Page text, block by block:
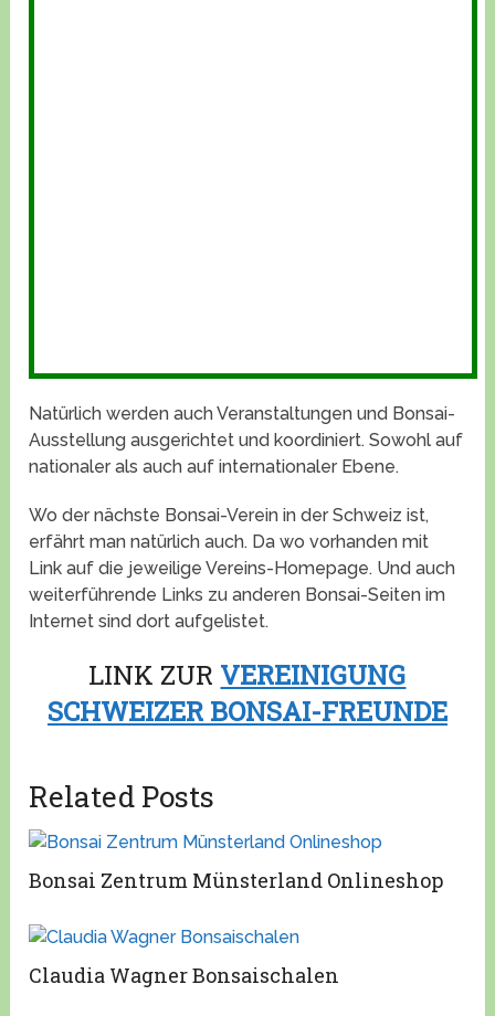
Natürlich werden auch Veranstaltungen und Bonsai-
Ausstellung ausgerichtet und koordiniert. Sowohl auf
nationaler als auch auf internationaler Ebene.
Wo der nächste Bonsai-Verein in der Schweiz ist,
erfährt man natürlich auch. Da wo vorhanden mit
Link auf die jeweilige Vereins-Homepage. Und auch
weiterführende Links zu anderen Bonsai-Seiten im
Internet sind dort aufgelistet.
LINK ZUR VEREINIGUNG
SCHWEIZER BONSAI-FREUNDE
Related Posts
Bonsai Zentrum Münsterland Onlineshop
Claudia Wagner Bonsaischalen